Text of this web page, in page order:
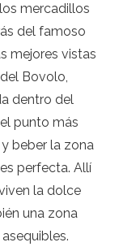
mercadillos
del famoso
mejores vistas
Bovolo,
dentro del
punto más
beber la zona
perfecta. Allí
la dolce
una zona